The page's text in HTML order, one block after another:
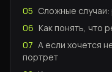
05 Сложные
06 Как понять, что
07 А если хочется
портрет